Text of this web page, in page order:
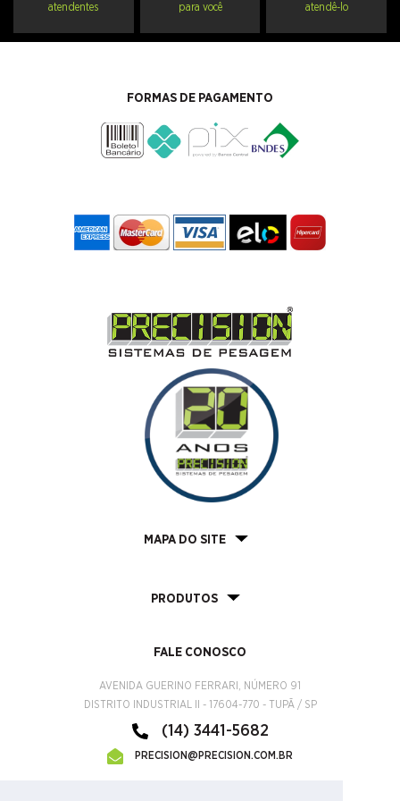
atendentes
para você
atendê-lo
FORMAS DE PAGAMENTO
MAPA DO SITE
PRODUTOS
FALE CONOSCO
AVENIDA GUERINO FERRARI, NÚMERO 91
DISTRITO INDUSTRIAL II - 17604-770 - TUPÃ / SP
(14) 3441-5682
PRECISION@PRECISION.COM.BR